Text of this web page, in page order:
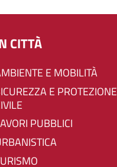
CITTÀ
AMBIENTE E MOBILITÀ
LAVORI PUBBLICI
URBANISTICA
TURISMO